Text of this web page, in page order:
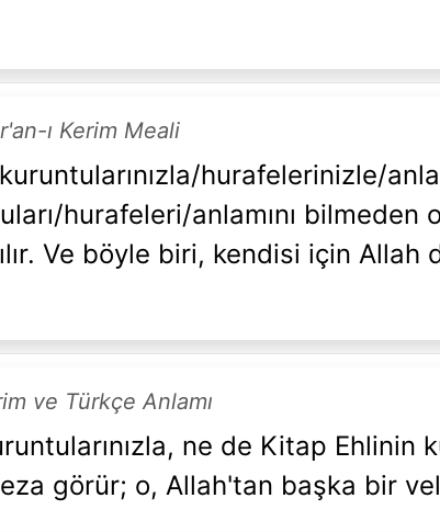
ı Kerim Meali
hurafelerinizle/
hurafeleri/anlamını
Ve böyle biri, kendisi için
ve Türkçe Anlamı
ne de Kitap Ehlinin
görür; o, Allah'tan başka bir